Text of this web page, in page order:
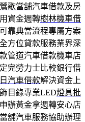
鶯歌當舖汽車借款及房
資金週轉樹林機車借
靠典當流程專屬方案
方位貸款服務業界深
管道汽車借款機車店
完勞力士比較銀行借
汽車借款解決資金上
目錄專業LED燈具批
辦黃金拿週轉安心店
舖汽車服務協助辦理